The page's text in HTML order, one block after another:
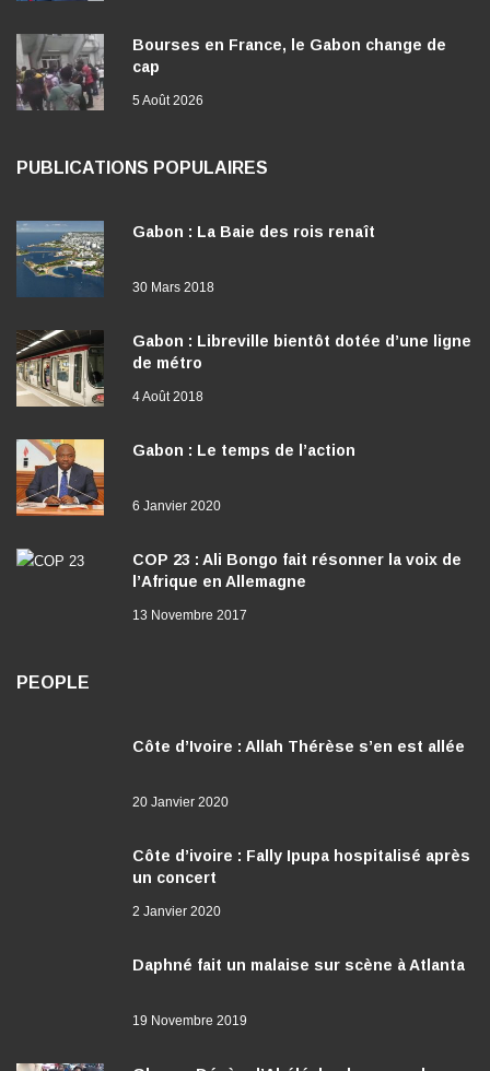
Bourses en France, le Gabon change de
cap
5 Août 2026
PUBLICATIONS POPULAIRES
Gabon : La Baie des rois renaît
30 Mars 2018
Gabon : Libreville bientôt dotée d’une ligne
de métro
4 Août 2018
Gabon : Le temps de l’action
6 Janvier 2020
COP 23 : Ali Bongo fait résonner la voix de
l’Afrique en Allemagne
13 Novembre 2017
PEOPLE
Côte d’Ivoire : Allah Thérèse s’en est allée
20 Janvier 2020
Côte d’ivoire : Fally Ipupa hospitalisé après
un concert
2 Janvier 2020
Daphné fait un malaise sur scène à Atlanta
19 Novembre 2019